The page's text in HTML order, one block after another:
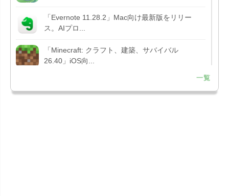
「Evernote 11.28.2」Mac向け最新版をリリー
ス。AIプロ...
「Minecraft: クラフト、建築、サバイバル
26.40」iOS向...
151.0.7922....
一覧